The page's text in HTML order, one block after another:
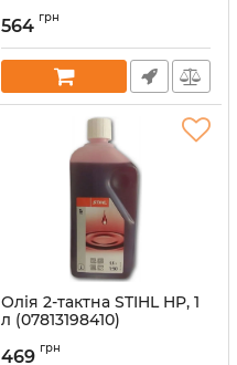
Артикул:
564 грн
Олія 2-тактна STIHL HP, 1
л (07813198410)
469 грн